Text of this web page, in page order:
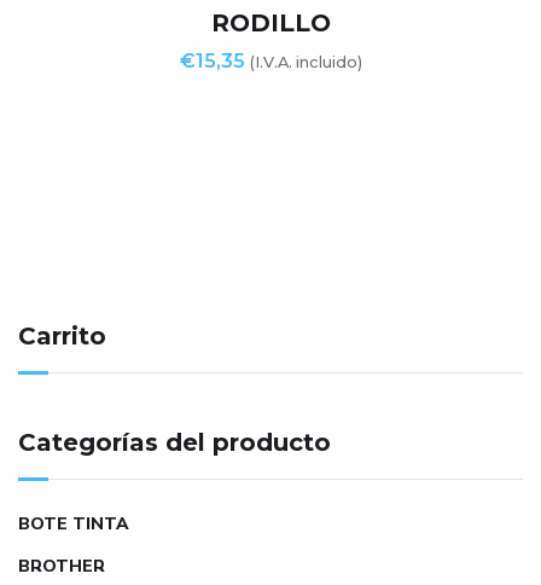
RODILLO
€15,35 (I.V.A. incluido)
Carrito
Categorías del producto
BOTE TINTA
BROTHER